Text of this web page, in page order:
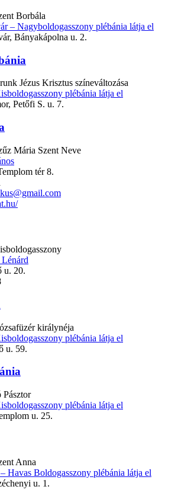
Borbála
– Nagyboldogasszony plébánia látja el
Bányakápolna u. 2.
Jézus Krisztus színeváltozása
plébánia látja el
Petőfi S. u. 7.
Mária Szent Neve
tér 8.
Lénárd
u. 20.
királynéja
plébánia látja el
u. 59.
Pásztor
plébánia látja el
u. 25.
Anna
Havas Boldogasszony plébánia látja el
u. 1.